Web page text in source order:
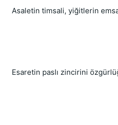
Asaletin timsali, yiğitlerin
Esaretin paslı zincirini